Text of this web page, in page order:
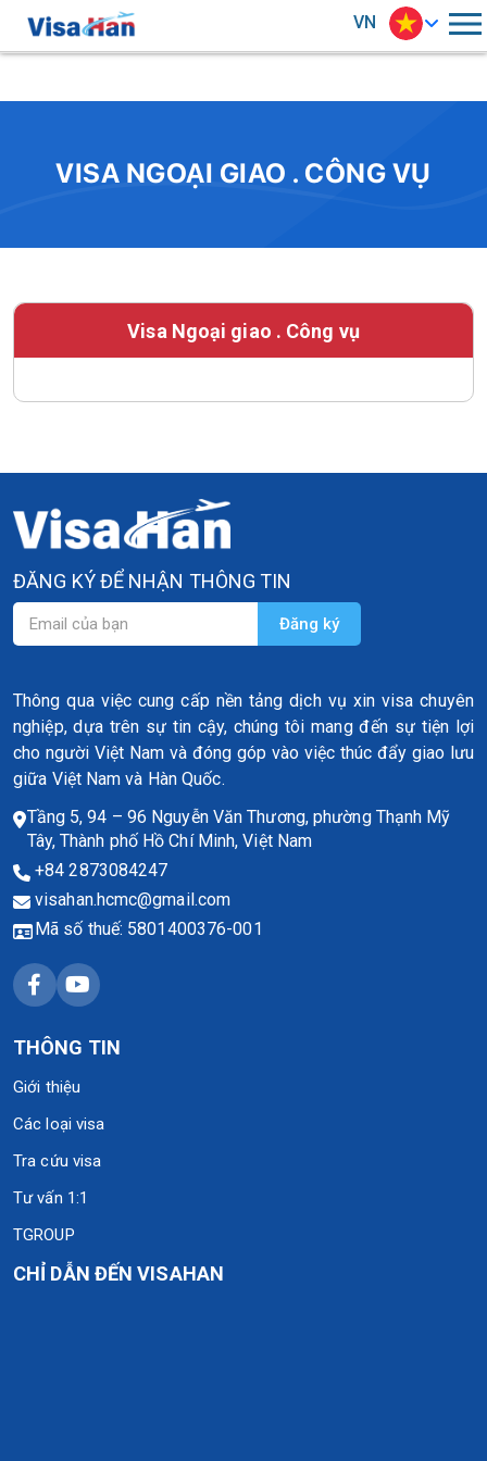
VN
VISA NGOẠI GIAO . CÔNG VỤ
Visa Ngoại giao . Công vụ
ĐĂNG KÝ ĐỂ NHẬN THÔNG TIN
Thông qua việc cung cấp nền tảng dịch vụ xin visa chuyên
nghiệp, dựa trên sự tin cậy, chúng tôi mang đến sự tiện lợi
cho người Việt Nam và đóng góp vào việc thúc đẩy giao lưu
giữa Việt Nam và Hàn Quốc.
Tầng 5, 94 – 96 Nguyễn Văn Thương, phường Thạnh Mỹ
Tây, Thành phố Hồ Chí Minh, Việt Nam
+84 2873084247
visahan.hcmc@gmail.com
Mã số thuế: 5801400376-001
THÔNG TIN
Giới thiệu
Các loại visa
Tra cứu visa
Tư vấn 1:1
TGROUP
CHỈ DẪN ĐẾN VISAHAN